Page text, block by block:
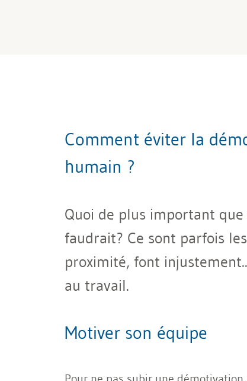
Comment éviter la
humain ?
Quoi de plus important
faudrait? Ce sont parfois
proximité, font
au travail.
Motiver son équipe